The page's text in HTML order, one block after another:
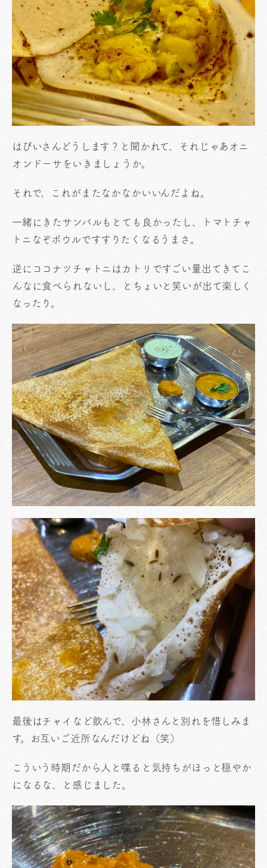
はぴいさんどうします？と聞かれて、それじゃあオニ
オンドーサをいきましょうか。
それで、これがまたなかなかいいんだよね。
一緒にきたサンバルもとても良かったし、トマトチャ
トニなぞボウルですすりたくなるうまさ。
逆にココナツチャトニはカトリですごい量出てきてこ
んなに食べられないし、とちょいと笑いが出て楽しく
なったり。
最後はチャイなど飲んで、小林さんと別れを惜しみま
す。お互いご近所なんだけどね（笑）
こういう時期だから人と喋ると気持ちがほっと穏やか
になるな、と感じました。